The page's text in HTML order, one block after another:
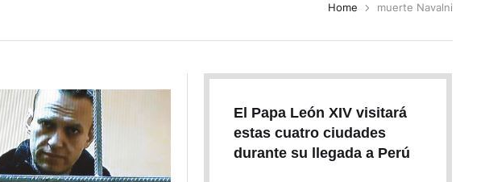
Home muerte Navalni
El Papa León XIV visitará
estas cuatro ciudades
durante su llegada a Perú